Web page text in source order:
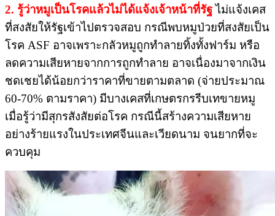
2. รู้ว่าหมูเป็นโรคแล้วไม่ได้แจ้ง​เจ้าหน้าที่รัฐไม่แจ้งเคส
ที่สงสัยให้รัฐเข้าไปตรวจสอบ​ กรณีพบหมูป่วยที่สงสัยเป็น
โรค ASF​ อาจเพราะกลัวหมูถูกทำลายทิ้งทั้งฟาร์ม​ หรือ
ลดความเสียหายจากการถูกทำลาย​ ​อาจเนื่องมาจากเงิน
ชดเชยได้น้อยกว่าราคาที่ขายตามตลาด (จ่ายประมาณ
60-70% ตามราคา) มีบางเคสที่เกษตรกรรีบเทขายหมู​
เมื่อรู้ว่ามีสุกรสังสัยต่อโรค กรณีนี้สร้างความเสียหาย
อย่างร้ายแรงในประเทศจีนและเวียดนาม​ จนยากที่จะ
ควบคุม